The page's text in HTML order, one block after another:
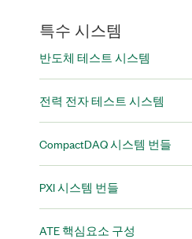
특수 시스템
반도체 테스트 시스템
전력 전자 테스트 시스템
CompactDAQ 시스템 번들
PXI 시스템 번들
ATE 핵심요소 구성